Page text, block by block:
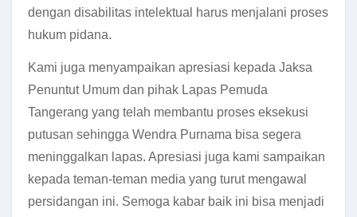
dengan disabilitas intelektual harus menjalani proses
hukum pidana.
Kami juga menyampaikan apresiasi kepada Jaksa
Penuntut Umum dan pihak Lapas Pemuda
Tangerang yang telah membantu proses eksekusi
putusan sehingga Wendra Purnama bisa segera
meninggalkan lapas. Apresiasi juga kami sampaikan
kepada teman-teman media yang turut mengawal
persidangan ini. Semoga kabar baik ini bisa menjadi